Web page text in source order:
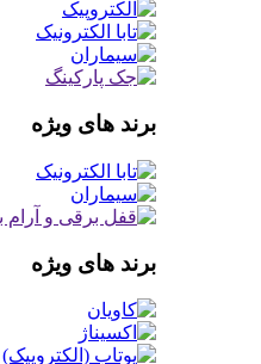
برند های ویژه
برند های ویژه